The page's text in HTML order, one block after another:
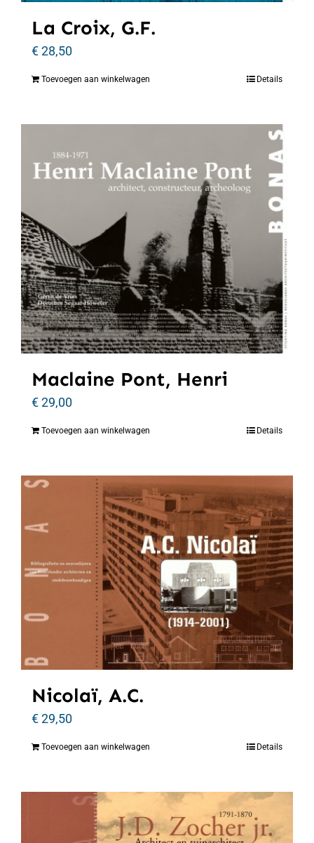
La Croix, G.F.
€28,50
Toevoegen aan winkelwagen Details
Maclaine Pont, Henri
€29,00
Toevoegen aan winkelwagen Details
Nicolaï, A.C.
€29,50
Toevoegen aan winkelwagen Details